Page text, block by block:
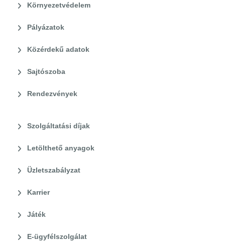
Környezetvédelem
Pályázatok
Közérdekű adatok
Sajtószoba
Rendezvények
Szolgáltatási díjak
Letölthető anyagok
Üzletszabályzat
Karrier
Játék
E-ügyfélszolgálat